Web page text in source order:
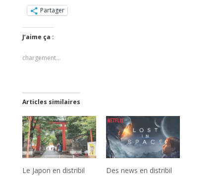
Partager
J’aime ça :
chargement…
Articles similaires
Le Japon en distribil
Des news en distribil